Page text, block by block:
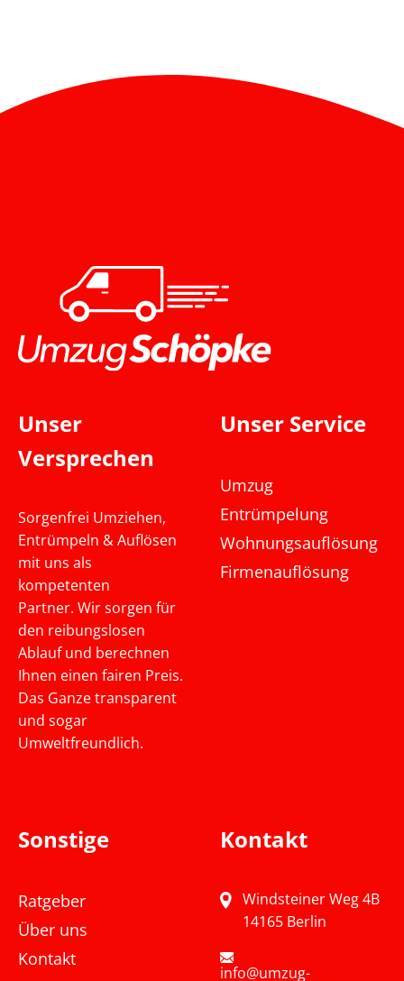
Unser
Versprechen
Sorgenfrei Umziehen,
Entrümpeln & Auflösen
mit uns als
kompetenten
Partner. Wir sorgen für
den reibungslosen
Ablauf und berechnen
Ihnen einen fairen Preis.
Das Ganze transparent
und sogar
Umweltfreundlich.
Unser Service
Umzug
Entrümpelung
Wohnungsauflösung
Firmenauflösung
Sonstige
Ratgeber
Über uns
Kontakt
Kontakt
Windsteiner Weg 4B
14165 Berlin
info@umzug-